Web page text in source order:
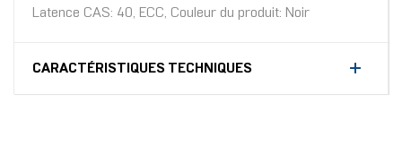
Latence CAS: 40, ECC, Couleur du produit: Noir
CARACTÉRISTIQUES TECHNIQUES